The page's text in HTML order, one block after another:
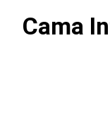
Cama